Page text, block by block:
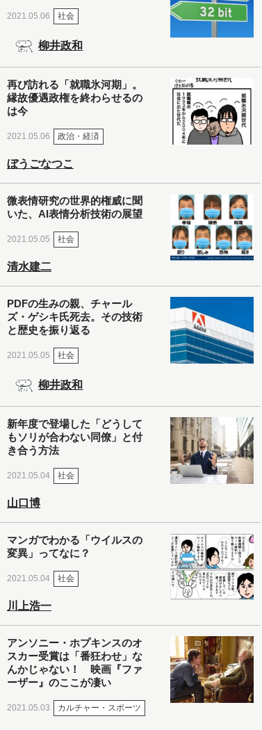
2021.05.06 社会
柳井政和
再び訪れる「就職氷河期」。
縁故優遇政権を終わらせるの
は今
2021.05.06 政治・経済
ぼうごなつこ
微表情研究の世界的権威に聞
いた、AI表情分析技術の展望
2021.05.05 社会
清水建二
PDFの生みの親、チャール
ズ・ゲシキ氏死去。その技術
と歴史を振り返る
2021.05.05 社会
柳井政和
新年度で登場した「どうして
もソリが合わない同僚」と付
き合う方法
2021.05.04 社会
山口博
マンガでわかる「ウイルスの
変異」ってなに？
2021.05.04 社会
川上浩一
アンソニー・ホプキンスのオ
スカー受賞は「番狂わせ」な
んかじゃない！ 映画『ファ
ーザー』のここが凄い
2021.05.03 カルチャー・スポーツ